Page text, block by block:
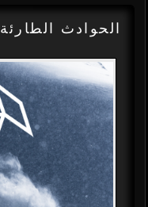
الحوادث الطارئة